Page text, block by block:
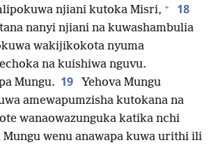
njiani kutoka Misri, + 18
nanyi njiani na kuwashambulia
wakijikokota nyuma
na kuishiwa nguvu.
Mungu. 19
Yehova Mungu
amewapumzisha kutokana na
wanaowazunguka katika nchi
Mungu wenu anawapa kuwa urithi ili